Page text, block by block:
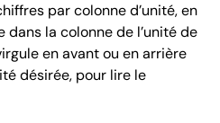
par colonne d’unité, en
la colonne de l’unité de
en avant ou en arrière
désirée, pour lire le